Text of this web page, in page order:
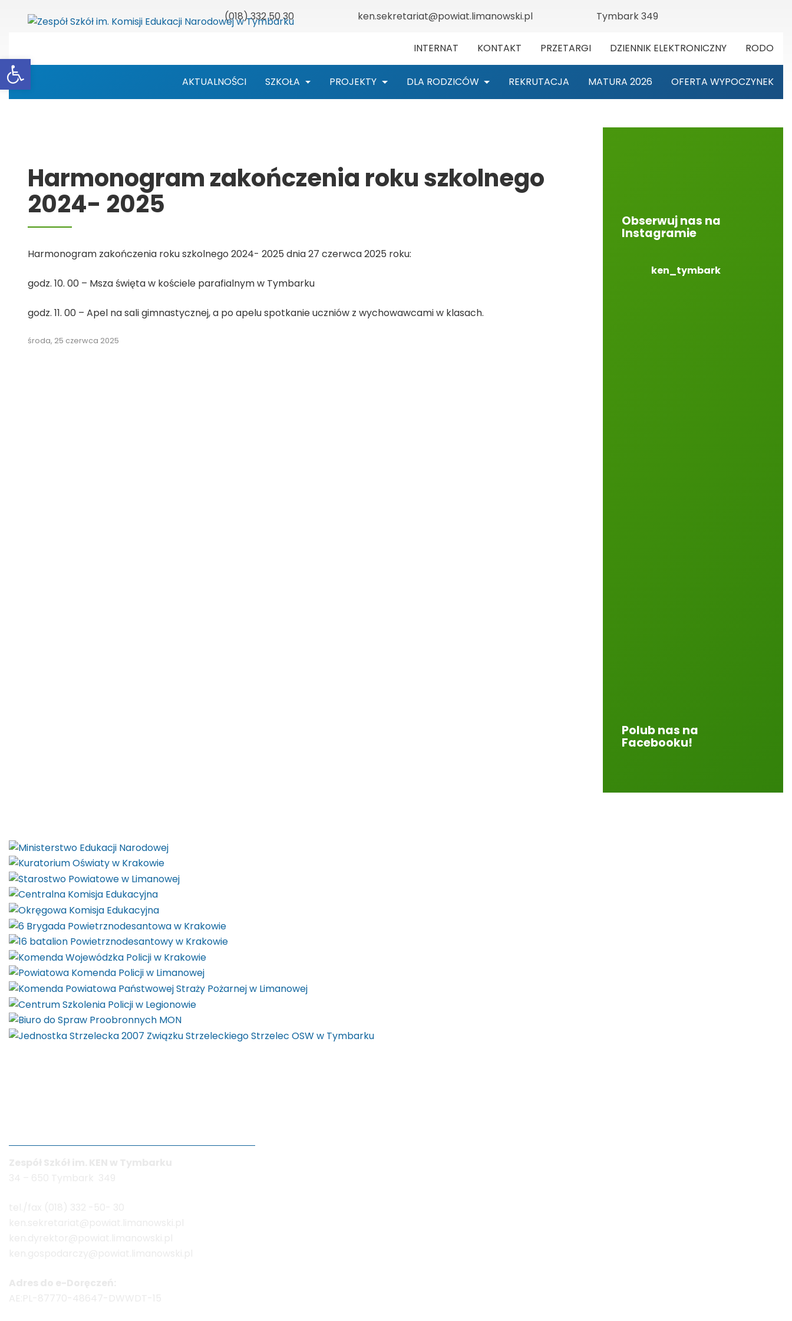
(018) 332 50 30 ken.sekretariat@powiat.limanowski.pl Tymbark 349
INTERNAT KONTAKT PRZETARGI DZIENNIK ELEKTRONICZNY RODO
AKTUALNOŚCI SZKOŁA PROJEKTY DLA RODZICÓW REKRUTACJA MATURA 2026 OFERTA WYPOCZYNEK
Harmonogram zakończenia roku szkolnego
2024- 2025
Harmonogram zakończenia roku szkolnego 2024- 2025 dnia 27 czerwca 2025 roku:
godz. 10. 00 – Msza święta w kościele parafialnym w Tymbarku
godz. 11. 00 – Apel na sali gimnastycznej, a po apelu spotkanie uczniów z wychowawcami w klasach.
środa, 25 czerwca 2025
Obserwuj nas na
Instagramie
ken_tymbark
Polub nas na
Facebooku!
Otwórz pasek narzędzi